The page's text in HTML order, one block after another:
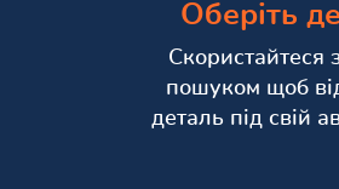
Оберіть
Скористайтеся
пошуком щоб
деталь під свій